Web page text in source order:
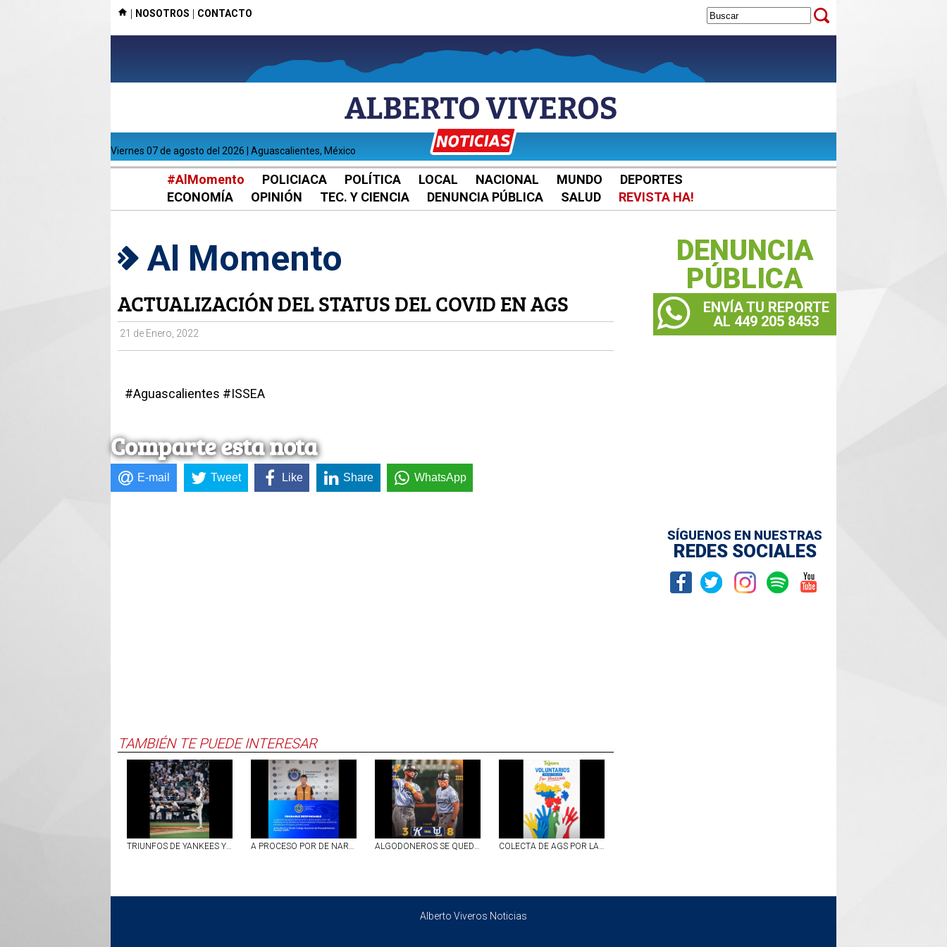
| NOSOTROS | CONTACTO
viernes 07 de agosto del 2026 | Aguascalientes, México
#AlMomento POLICIACA POLÍTICA LOCAL NACIONAL MUNDO
DEPORTES
ECONOMÍA
OPINIÓN TEC. Y CIENCIA DENUNCIA PÚBLICA SALUD REVISTA HA!
Al Momento
ACTUALIZACIÓN DEL STATUS DEL COVID EN AGS
21 de Enero, 2022
#Aguascalientes #ISSEA
Comparte esta nota
E-mail Tweet Like Share WhatsApp
TAMBIÉN TE PUEDE INTERESAR
TRIUNFOS DE YANKEES Y BOSTON EN LA JORNADA DEL LUNES EN LAS GRANDES LIGAS A PROCESO POR DE NARCOMENUDEO SUJETO DETENIDO EN EJIDO DE PEÑUELAS, AGS ALGODONEROS SE QUEDAN CON LA SERIE ANTE RIELEROS COLECTA DE AGS POR LAS VÍCTIMAS DEL TEMBLOR DE VENEZUELA
DENUNCIA
PÚBLICA
ENVÍA TU REPORTE
AL 449 205 8453
SÍGUENOS EN NUESTRAS
REDES SOCIALES
Alberto Viveros Noticias